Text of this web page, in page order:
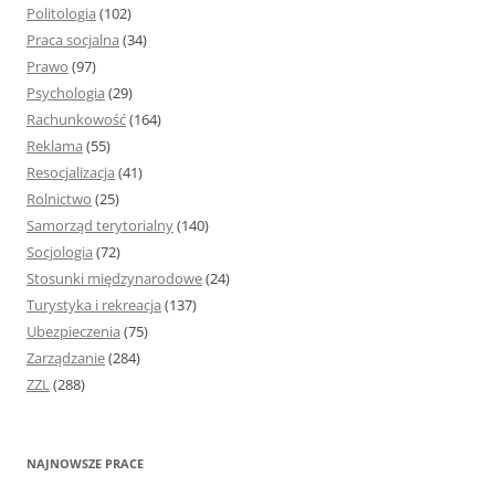
Politologia (102)
Praca socjalna (34)
Prawo (97)
Psychologia (29)
Rachunkowość(164)
Reklama (55)
Resocjalizacja (41)
Rolnictwo (25)
Samorząd terytorialny(140)
Socjologia (72)
Stosunki międzynarodowe(24)
Turystyka i rekreacja (137)
Ubezpieczenia (75)
Zarządzanie(284)
ZZL(288)
NAJNOWSZE PRACE